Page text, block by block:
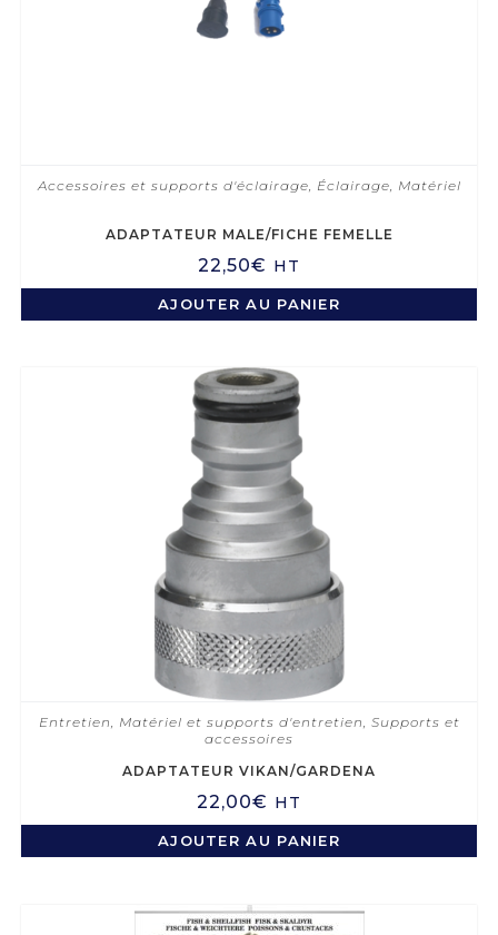
Accessoires et supports d'éclairage Éclairage Matériel
ADAPTATEUR MALE/FICHE FEMELLE
22,50€ HT
AJOUTER AU PANIER
Entretien, Matériel et supports d'entretien, Supports et
accessoires
ADAPTATEUR VIKAN/GARDENA
22,00€ HT
AJOUTER AU PANIER